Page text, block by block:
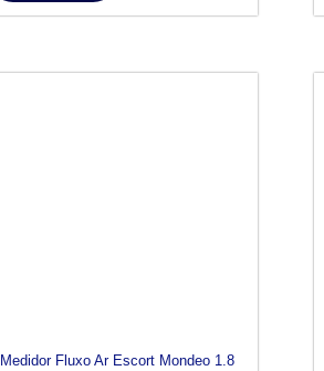
Medidor Fluxo Ar Escort Mondeo 1.8